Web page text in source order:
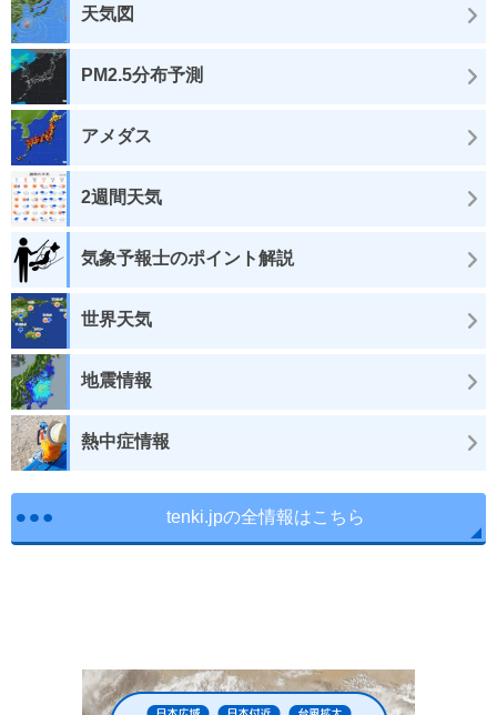
天気図
PM2.5分布予測
アメダス
2週間天気
気象予報士のポイント解説
世界天気
地震情報
熱中症情報
tenki.jpの全情報はこちら